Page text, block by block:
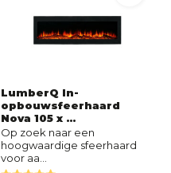
LumberQ In-
opbouwsfeerhaard
Nova 105 x ...
Op zoek naar een
hoogwaardige sfeerhaard
voor aa...